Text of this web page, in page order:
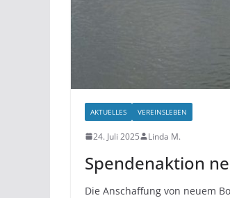
AKTUELLES VEREINSLEBEN
24. Juli 2025 Linda M.
Spendenaktion
Die Anschaffung von neuem